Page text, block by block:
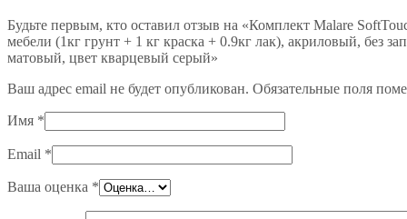
Будьте первым, кто оставил отзыв на «Комплект Malare
мебели (1кг грунт + 1 кг краска + 0.9кг лак), акриловый, без
матовый, цвет кварцевый серый»
Ваш адрес email не будет опубликован. Обязательные поля
Имя *
Email *
Ваша оценка *